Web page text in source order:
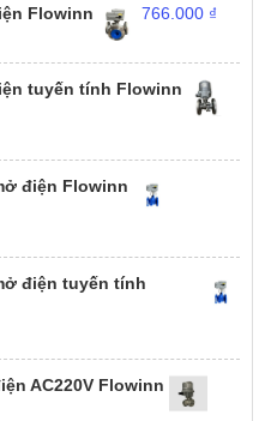
Flowinn 766.000 ₫
tuyến tính Flowinn
điện Flowinn
điện tuyến tính
AC220V Flowinn